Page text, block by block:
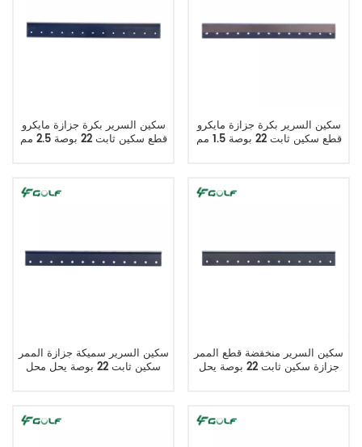
سكين السرير بكرة جزازة مايكرو
قطع سكين ثابت 22 بوصة 2.5 مم
سكين السرير بكرة جزازة مايكرو
قطع سكين ثابت 22 بوصة 1.5 مم
سكين السرير سميكة جزازة الممر
سكين ثابت 22 بوصة يحل محل
سكين السرير منخفضة قطع الممر
جزازة سكين ثابت 22 بوصة يحل